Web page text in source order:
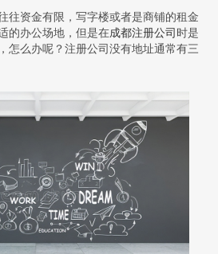
往资金有限，写字楼或者是商铺的租金
的办公场地，但是在成都注册公司 时是
怎么办呢？注册公司没有地址通常有三